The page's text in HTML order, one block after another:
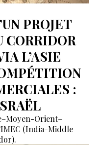
PROJET
CORRIDOR
L’ASIE
:
Orient–
(India-Middle